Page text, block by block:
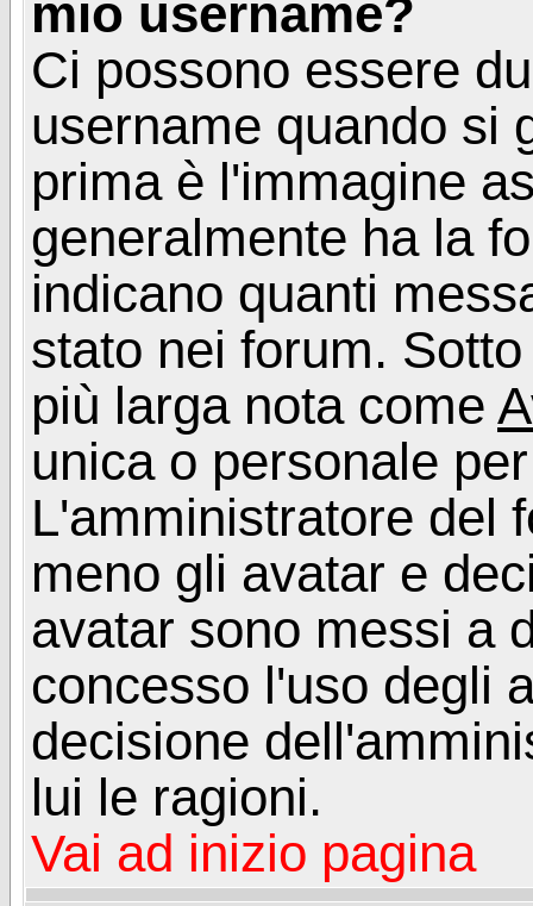
mio username?
Ci possono essere
username quando si
prima è l'immagine
generalmente ha la
indicano quanti
stato nei forum.
più larga nota come
unica o personale
L'amministratore del
meno gli avatar e
avatar sono messi a
concesso l'uso degli
decisione
lui le ragioni.
Vai ad inizio pagina